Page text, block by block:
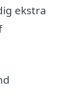
ekstra